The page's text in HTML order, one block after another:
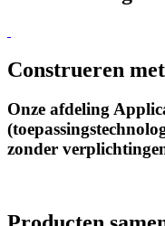
Construeren
Onze afdeling
zonder